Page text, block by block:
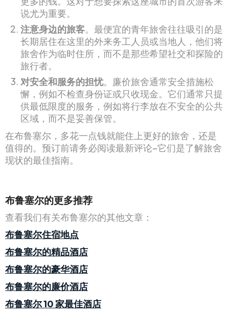
说尤为重要。
注意身边的旅客。最便宜的青年旅舍往往吸引的是
长期居住在这里的外来务工人员或当地人，他们将
旅舍作为临时住所，而不是那些希望社交和探险的
旅行者。
对安全和服务的担忧。廉价旅舍通常安全措施松
懈，例如不检查身份证或只收现金。它们通常只提
供最低限度的服务，例如将行李放在不安全的公共
区域，而不是妥善保管。
在布鲁塞尔，多花一点钱就能住上更好的旅舍，还是
值得的。预订前请务必阅读最新评论–它们是了解旅舍
现状的最佳指南。
布鲁塞尔的更多推荐
查看我们有关布鲁塞尔的其他文章：
布鲁塞尔住宿地点
布鲁塞尔的精品酒店
布鲁塞尔的豪华酒店
布鲁塞尔的廉价酒店
布鲁塞尔 10 家最佳酒店